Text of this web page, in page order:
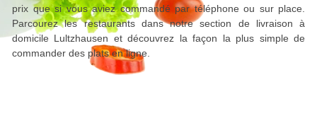
prix que si vous aviez commandé par téléphone ou sur place.
Parcourez les restaurants dans notre section de livraison à
domicile Lultzhausen et découvrez la façon la plus simple de
commander des plats en ligne.